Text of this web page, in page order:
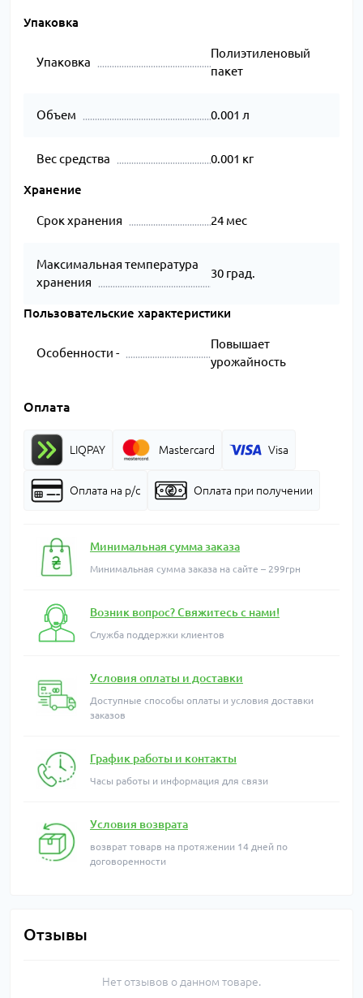
Упаковка
Упаковка
Полиэтиленовый
пакет
Объем 0.001 л
Вес средства 0.001 кг
Хранение
Срок хранения 24 мес
Максимальная температура
хранения
30 град.
Пользовательские характеристики
Особенности -
Повышает
урожайность
Оплата
LIQPAY Mastercard Visa
Оплата на р/с Оплата при получении
Минимальная сумма заказа
Минимальная сумма заказа на сайте – 299грн
Возник вопрос? Свяжитесь с нами!
Служба поддержки клиентов
Условия оплаты и доставки
Доступные способы оплаты и условия доставки
заказов
График работы и контакты
Часы работы и информация для связи
Условия возврата
возврат товарв на протяжении 14 дней по
договоренности
Отзывы
Нет отзывов о данном товаре.